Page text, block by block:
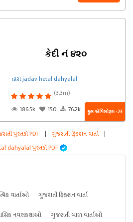
કેદી નં ૪૨૦
દ્વારા jadav hetal dahyalal
(3.3m)
186.5k
150 76.2k કુલ એપિસોડ્સ : 23
પુસ્તકો PDF | ગુજરાતી ફિક્શન વાર્તા |
dahyalal પુસ્તકો PDF
વાર્તાઓ
ગુજરાતી ફિક્શન વાર્તા
નવલકથાઓ
ગુજરાતી બાળ વાર્તાઓ